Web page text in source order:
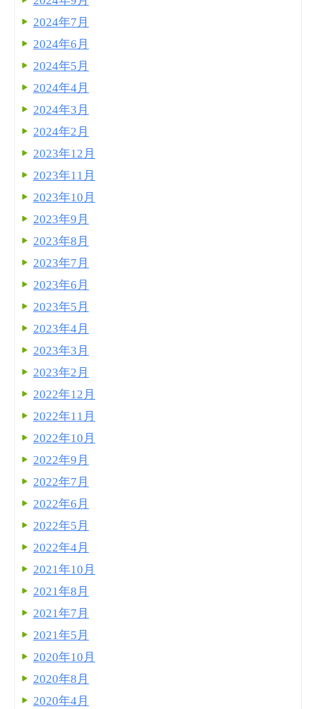
2024年7月
2024年6月
2024年5月
2024年4月
2024年3月
2024年2月
2023年12月
2023年11月
2023年10月
2023年9月
2023年8月
2023年7月
2023年6月
2023年5月
2023年4月
2023年3月
2023年2月
2022年12月
2022年11月
2022年10月
2022年9月
2022年7月
2022年6月
2022年5月
2022年4月
2021年10月
2021年8月
2021年7月
2021年5月
2020年10月
2020年8月
2020年4月